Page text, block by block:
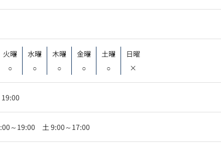
火曜
○
水曜
○
木曜
○
金曜
○
土曜
○
日曜
×
～19:00 土 9:00～17:00